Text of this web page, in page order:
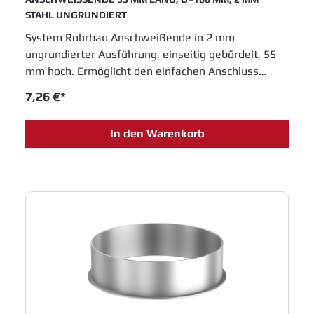
STAHL UNGRUNDIERT
System Rohrbau Anschweißende in 2 mm
ungrundierter Ausführung, einseitig gebördelt, 55
mm hoch. Ermöglicht den einfachen Anschluss
Durchmesser 100 mm. JACOB Rohrsysteme sind
im Baukastenprinzip entwickelt und bieten moderne
Lösungen für das Schüttguthandling sowie
Jacob Rohrbau eine feste Position in allen
Laufrohre einsetzen.
7,26 €*
In den Warenkorb